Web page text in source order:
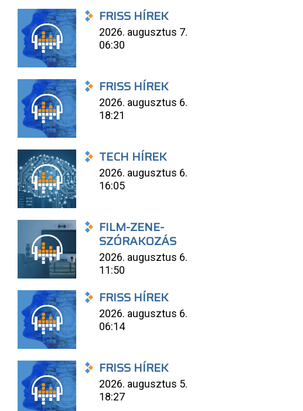
FRISS HÍREK
2026. augusztus 7.
06:30
FRISS HÍREK
2026. augusztus 6.
18:21
TECH HÍREK
2026. augusztus 6.
16:05
FILM-ZENE-
SZÓRAKOZÁS
2026. augusztus 6.
11:50
FRISS HÍREK
2026. augusztus 6.
06:14
FRISS HÍREK
2026. augusztus 5.
18:27